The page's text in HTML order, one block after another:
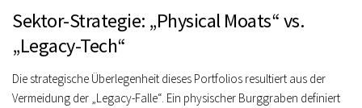
Sektor-Strategie: „Physical Moats“ vs.
„Legacy-Tech“
Die strategische Überlegenheit dieses Portfolios resultiert aus der
Vermeidung der „Legacy-Falle“. Ein physischer Burggraben definiert